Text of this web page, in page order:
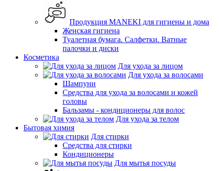
Продукция MANEKI для гигиены и дома
Женская гигиена
Туалетная бумага. Салфетки. Ватные
палочки и диски
Косметика
Для ухода за лицом
Для ухода за волосами
Шампуни
Средства для ухода за волосами и кожей
головы
Бальзамы - кондиционеры для волос
Для ухода за телом
Бытовая химия
Для стирки
Средства для стирки
Кондиционеры
Для мытья посуды